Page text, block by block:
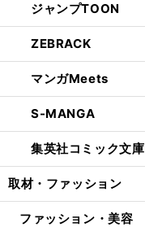
ジャンプTOON
ZEBRACK
マンガMeets
S-MANGA
集英社コミック文庫
取材・ファッション
ファッション・美容